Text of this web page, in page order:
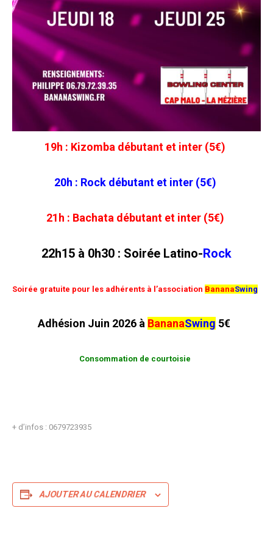
19h : Kizomba débutant et inter (5€)
20h : Rock débutant et inter (5€)
21h : Bachata débutant et inter (5€)
22h15 à 0h30 : Soirée Latino-Rock
Soirée gratuite pour les adhérents à l’association BananaSwing
Adhésion Juin 2026 à BananaSwing 5€
Consommation de courtoisie
+ d’infos : 0679723935
AJOUTER AU CALENDRIER